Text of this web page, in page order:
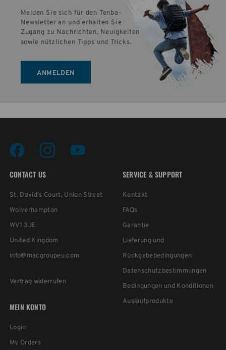
Melden Sie sich für den Tenba-
Newsletter an und erhalten Sie
Zugang zu Nachrichten, Neuigkeiten
sowie nützlichen Tipps und Tricks.
ANMELDEN
CONTACT US
St. David's Court, Union Street
Wolverhampton
WV1 3JE
United Kingdom
info@macgroupeu.com
Vertrag widerrufen
SERVICE & SUPPORT
Kontakt
FAQs
Garantie
Lieferung und
Rückgabebedingungen
Datenschutzbestimmungen
Bedingungen und Konditionen
Auslaufprodukte
MEIN KONTO
Login
My Orders